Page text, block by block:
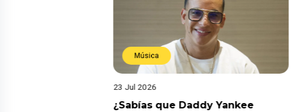
Música
23 Jul 2026
¿Sabías que Daddy Yankee